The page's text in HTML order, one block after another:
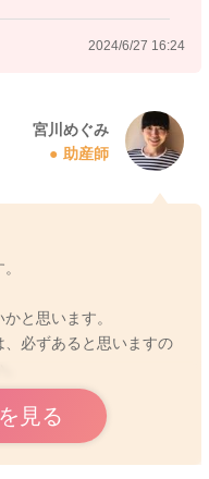
、お友達もだんだんとわ
りますが伝わっていくと
2024/6/27 16:24
宮川めぐみ
助産師
と思います。
必ずあると思いますの
見る